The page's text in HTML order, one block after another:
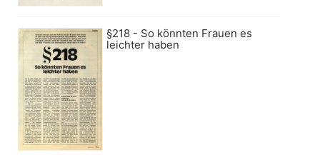
§218 - So könnten Frauen es
leichter haben